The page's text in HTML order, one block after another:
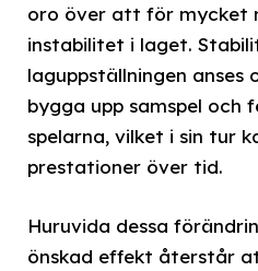
oro över att för mycket
instabilitet i laget.
laguppställningen
bygga upp samspel och
spelarna, vilket i sin tur
prestationer över tid.
Huruvida dessa
önskad effekt återstår